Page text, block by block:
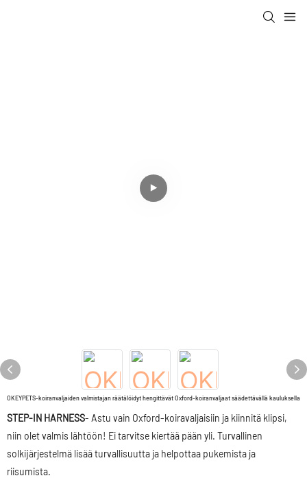
OKEYPETS-koiranvaljaiden valmistajan räätälöidyt hengittävät Oxford-koiranvaljaat säädettävällä kauluksella
STEP-IN HARNESS- Astu vain Oxford-koiravaljaisiin ja kiinnitä klipsi,
niin olet valmis lähtöön! Ei tarvitse kiertää pään yli. Turvallinen
solkijärjestelmä lisää turvallisuutta ja helpottaa pukemista ja
riisumista.